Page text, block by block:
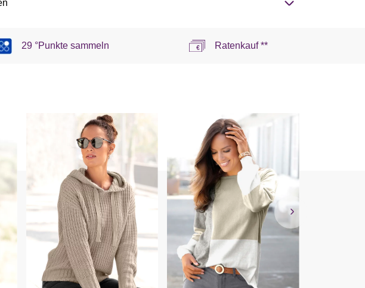
29 °Punkte sammeln Ratenkauf **